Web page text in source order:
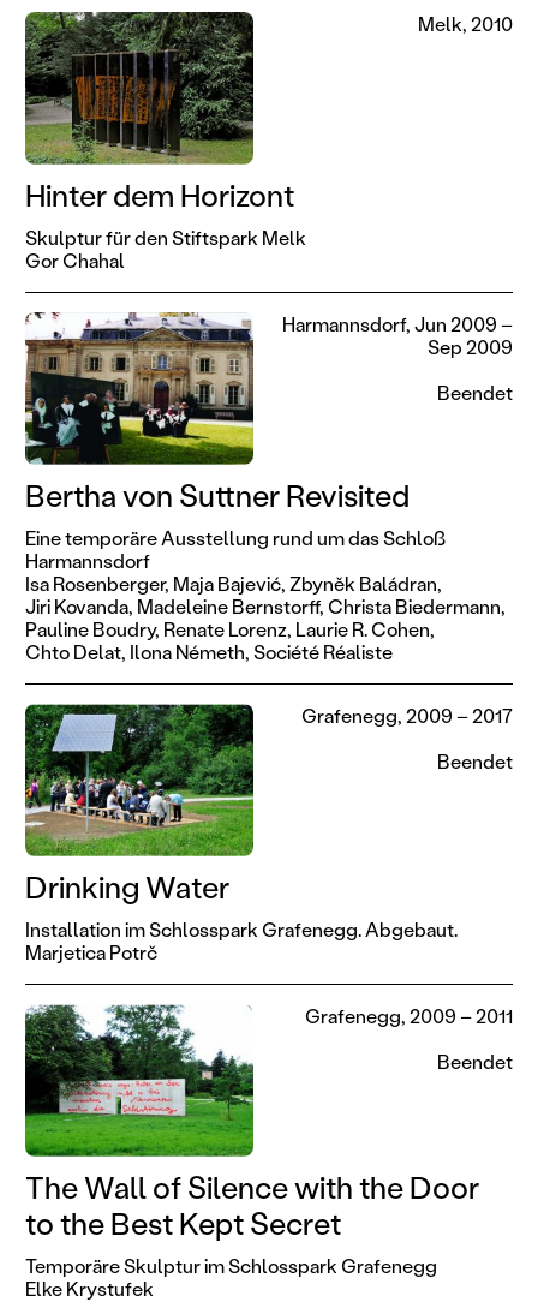
Hinter dem Horizont
Skulptur für den Stiftspark Melk
Gor Chahal
Melk, 2010
Bertha von Suttner Revisited
Eine temporäre Ausstellung rund um das Schloß
Harmannsdorf
Isa Rosenberger, Maja Bajević,Zbyněk Baládran,
Jiri Kovanda, Madeleine Bernstorff, Christa Biedermann,
Pauline Boudry, Renate Lorenz, Laurie R. Cohen,
Chto Delat, Ilona Németh,Société Réaliste
Harmannsdorf, Jun 2009 –
Sep 2009
Beendet
Drinking Water
Installation im Schlosspark Grafenegg. Abgebaut.
Marjetica Potrč
Grafenegg, 2009 – 2017
Beendet
The Wall of Silence with the Door
to the Best Kept Secret
Temporäre Skulptur im Schlosspark Grafenegg
Elke Krystufek
Grafenegg, 2009 – 2011
Beendet